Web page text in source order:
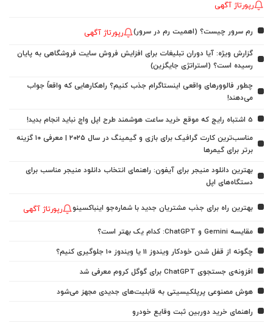
رپورتاژ آگهی
رم سرور چیست؟ (اهمیت رم در سرور) رپورتاژ آگهی
گزارش ویژه: آیا دوران تبلیغات برای افزایش فروش سایت فروشگاهی به پایان
رسیده است؟ (استراتژی جایگزین)
چطور فالوورهای واقعی اینستاگرام جذب کنیم؟ راهکارهایی که واقعاً جواب
می‌دهند!
5 اشتباه رایج که موقع خرید ساعت هوشمند طرح اپل واچ نباید انجام بدید!
مناسب‌ترین کارت گرافیک برای بازی و گیمینگ در سال ۲۰۲۵ | معرفی ۱۰ گزینه
برتر برای گیمرها
بهترین دانلود منیجر برای آیفون: راهنمای انتخاب دانلود منیجر مناسب برای
دستگاه‌های اپل
بهترین راه برای جذب مشتریان جدید با شماره‌جو اینباکسینو رپورتاژ آگهی
مقایسه Gemini و ChatGPT: کدام یک بهتر است؟
چگونه از قفل شدن خودکار ویندوز 11 یا ویندوز 10 جلوگیری کنیم؟
افزونه‌ی جستجوی ChatGPT برای گوگل کروم معرفی شد
هوش مصنوعی پرپلکیسیتی به قابلیت‌های جدیدی مجهز می‌شود
راهنمای خرید دوربین ثبت وقایع خودرو